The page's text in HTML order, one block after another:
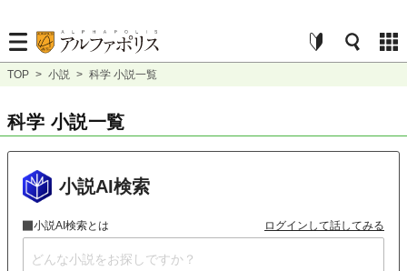
TOP > 小説 > 科学 小説一覧
科学 小説一覧
小説AI検索
小説AI検索とは ログインして話してみる